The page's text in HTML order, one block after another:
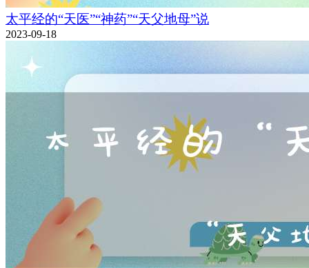
太平经的“天医”“神药”“天父地母”说
2023-09-18